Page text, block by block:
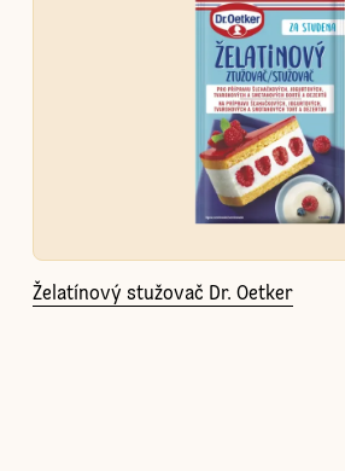
Želatínový stužovač Dr. Oetker